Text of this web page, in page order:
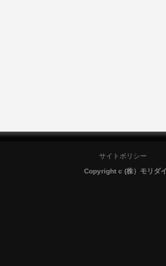
サイトポリシー
Copyright c (株）モリダ